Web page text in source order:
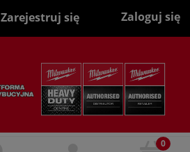
Zarejestruj się Zaloguj się